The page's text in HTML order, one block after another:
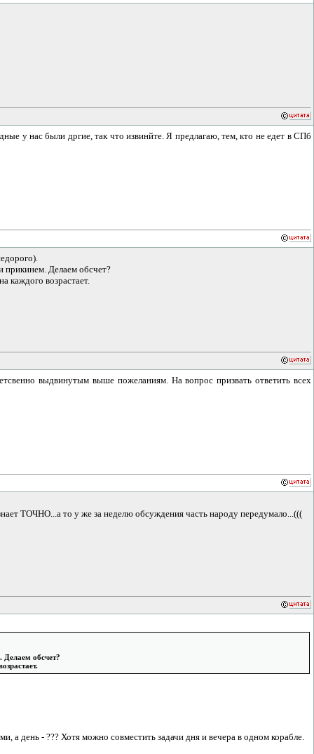
у нас были дргие, так что извинйте. Я предлагаю, тем, кто не едет в СПб
прикинем. Делаем обсчет?
каждого возрастает.
выдвинутым выше пожеланиям. На вопрос призвать ответить всех
ТОЧНО...а то у же за неделю обсуждения часть народу передумало...(((
Делаем обсчет?
а день - ??? Хотя можно совместить задачи дня и вечера в одном корабле.